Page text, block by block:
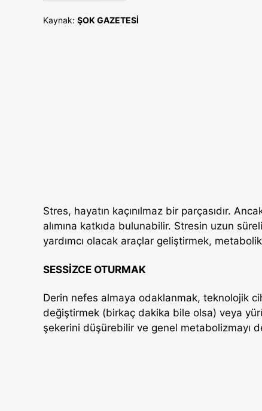
Kaynak: ŞOK GAZETESİ
Stres, hayatın kaçınılmaz bir parçasıdır.
alımına katkıda bulunabilir. Stresin uzun
yardımcı olacak araçlar geliştirmek,
SESSİZCE OTURMAK
Derin nefes almaya odaklanmak, teknolojik
değiştirmek (birkaç dakika bile olsa) veya
şekerini düşürebilir ve genel metabolizmayı